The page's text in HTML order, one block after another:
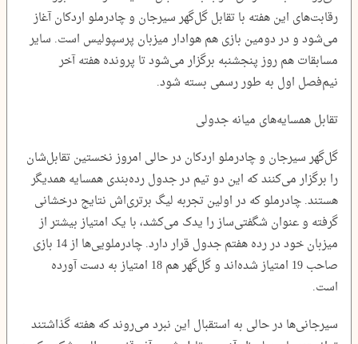
رقابت‌های این هفته با تقابل گل‌گهر سیرجان و چادرملو اردکان آغاز
می‌شود و در دومین بازی هم هوادار میزبان پرسپولیس است. سایر
مسابقات هم روز پنجشنبه برگزار می‌شود تا پرونده هفته آخر
نیم‌فصل اول به طور رسمی بسته شود.
تقابل همسایه‌های میانه جدولی
گل‌گهر سیرجان و چادرملو اردکان در حالی امروز نخستین تقابل‌شان
را برگزار می‌کنند که این دو تیم در جدول رده‌بندی همسایه همدیگر
هستند. چادرملو که در اولین تجربه لیگ برتری‌اش نتایج درخشانی
گرفته و عنوان شگفتی‌ساز را یدک می‌کشد، با یک امتیاز بیشتر از
میزبان خود در رده هفتم جدول قرار دارد. چادرملویی‌ها از 14 بازی
صاحب 19 امتیاز شده‌اند و گل‌گهر هم 18 امتیاز به دست آورده
است.
سیرجانی‌ها در حالی به استقبال این نبرد می‌روند که هفته گذاشتند